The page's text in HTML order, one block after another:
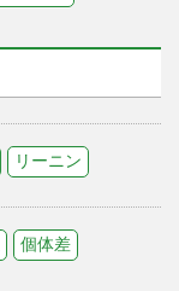
リーニン
個体差